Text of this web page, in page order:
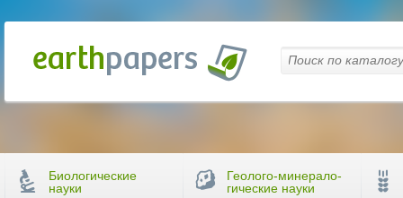
Биологические
науки
Геолого-минерало-
гические науки